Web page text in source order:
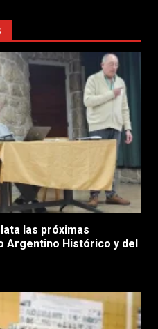
las próximas
Argentino Histórico y del